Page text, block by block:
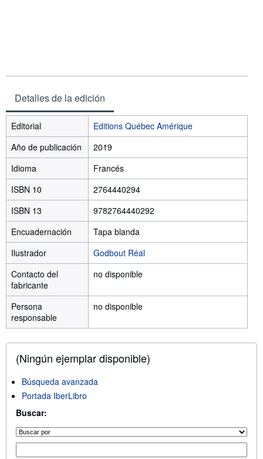
Detalles de la edición
Editorial
Editions Québec Amérique
Año de publicación
2019
Idioma
Francés
ISBN 10
2764440294
ISBN 13
9782764440292
Encuadernación
Tapa blanda
Ilustrador
Godbout Réal
Contacto del
fabricante
no disponible
Persona
responsable
no disponible
(Ningún ejemplar disponible)
Búsqueda avanzada
Portada IberLibro
Buscar: